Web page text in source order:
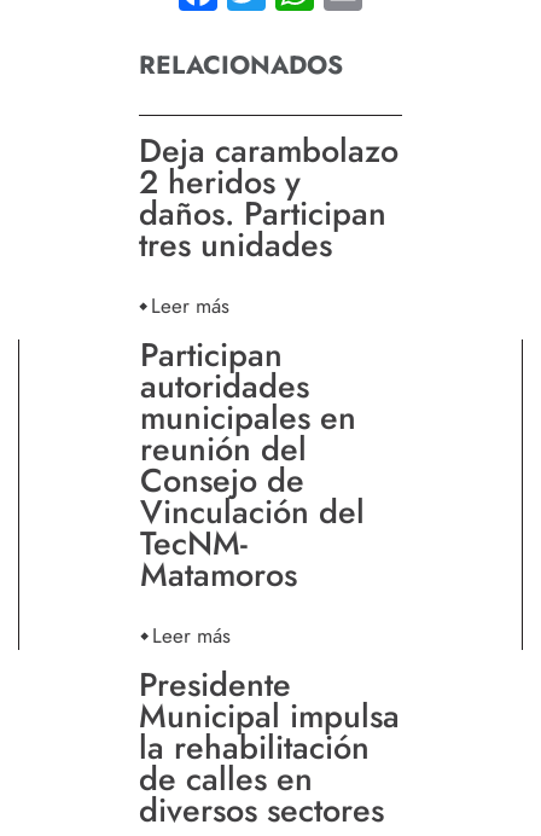
RELACIONADOS
Deja carambolazo
2 heridos y
daños. Participan
tres unidades
Leer más
Participan
autoridades
municipales en
reunión del
Consejo de
Vinculación del
TecNM-
Matamoros
Leer más
Presidente
Municipal impulsa
la rehabilitación
de calles en
diversos sectores